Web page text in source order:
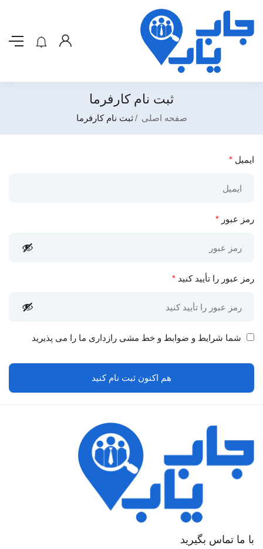
ثبت نام کارفرما
صفحه اصلی ثبت نام کارفرما
ایمیل *
رمز عبور *
رمز عبور را تأیید کنید *
شما شرایط و ضوابط و خط مشی رازداری ما را می پذیرید
با ما تماس بگیرید